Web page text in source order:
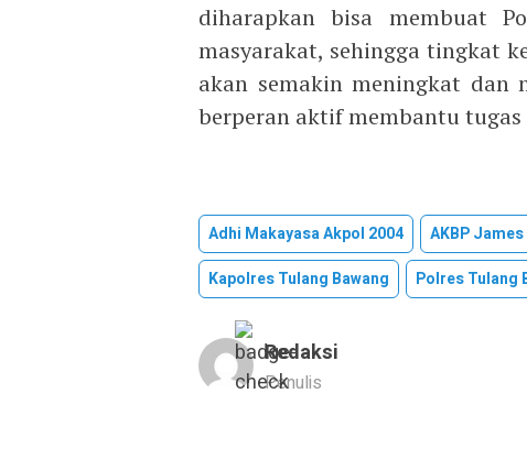
diharapkan bisa membuat
masyarakat, sehingga tingkat
akan semakin meningkat dan
berperan aktif membantu
Adhi Makayasa Akpol 2004 AKBP
Kapolres Tulang Bawang
Polres Tulang
Redaksi
Penulis